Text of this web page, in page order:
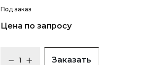
Под заказ
Цена по запросу
Заказать